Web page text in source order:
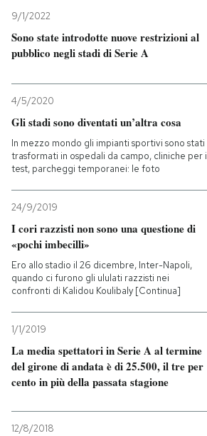
9/1/2022
Sono state introdotte nuove restrizioni al
pubblico negli stadi di Serie A
4/5/2020
Gli stadi sono diventati un’altra cosa
In mezzo mondo gli impianti sportivi sono stati
trasformati in ospedali da campo, cliniche per i
test, parcheggi temporanei: le foto
24/9/2019
I cori razzisti non sono una questione di
«pochi imbecilli»
Ero allo stadio il 26 dicembre, Inter-Napoli,
quando ci furono gli ululati razzisti nei
confronti di Kalidou Koulibaly [Continua]
1/1/2019
La media spettatori in Serie A al termine
del girone di andata è di 25.500, il tre per
cento in più della passata stagione
12/8/2018